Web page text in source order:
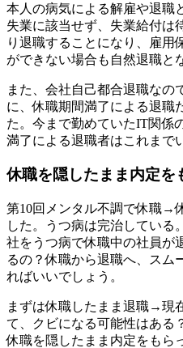
本人の病気による解雇や退職
失業に該当せず、失業給付は
り退職することになり、雇用
ができない場合も自然退職と
また、会社自己都合退職なの
に、休職期間満了による退職
た。今まで勤めていたIT関係
満了による退職者はこれまで
休職を隠したまま内定を
第10回メンタル不調で休職→
した。うつ病は完治している
社をうつ病で休職中の社員が
るの？休職から退職へ、スム
ればいいでしょう。
まずは休職したまま退職→現
て、クビになる可能性はある
休職を隠したまま内定をもら